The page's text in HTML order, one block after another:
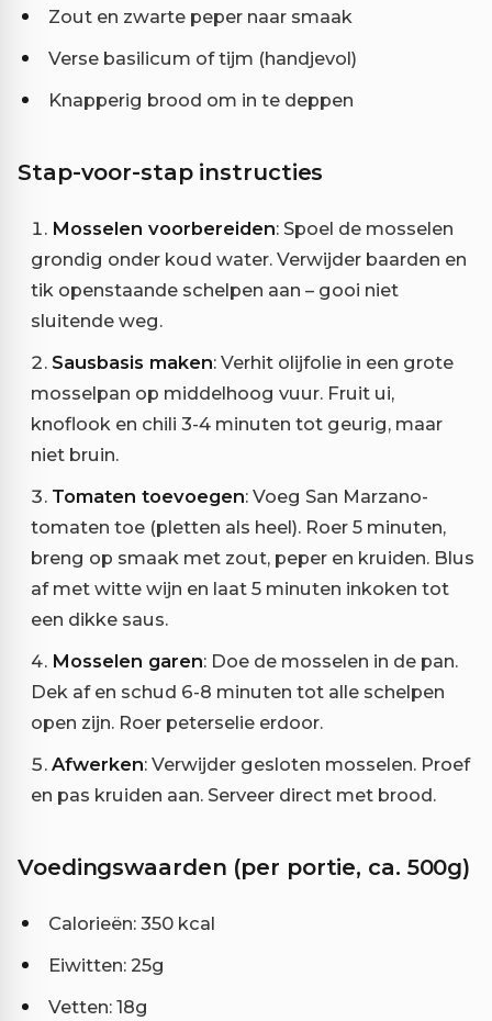
Zout en zwarte peper naar smaak
Verse basilicum of tijm (handjevol)
Knapperig brood om in te deppen
Stap-voor-stap instructies
Mosselen voorbereiden: Spoel de mosselen
grondig onder koud water. Verwijder baarden en
tik openstaande schelpen aan – gooi niet
sluitende weg.
Sausbasis maken: Verhit olijfolie in een grote
mosselpan op middelhoog vuur. Fruit ui,
knoflook en chili 3-4 minuten tot geurig, maar
niet bruin.
Tomaten toevoegen: Voeg San Marzano-
tomaten toe (pletten als heel). Roer 5 minuten,
breng op smaak met zout, peper en kruiden. Blus
af met witte wijn en laat 5 minuten inkoken tot
een dikke saus.
Mosselen garen: Doe de mosselen in de pan.
Dek af en schud 6-8 minuten tot alle schelpen
open zijn. Roer peterselie erdoor.
Afwerken: Verwijder gesloten mosselen. Proef
en pas kruiden aan. Serveer direct met brood.
Voedingswaarden (per portie, ca. 500g)
Calorieën: 350 kcal
Eiwitten: 25g
Vetten: 18g